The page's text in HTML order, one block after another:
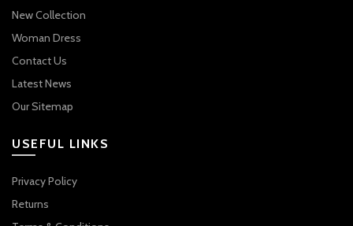
New Collection
Woman Dress
Contact Us
Latest News
Our Sitemap
USEFUL LINKS
Privacy Policy
Returns